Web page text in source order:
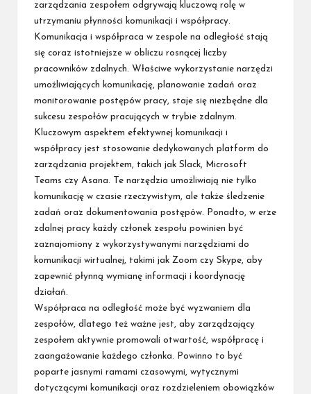
zarządzania zespołem odgrywają kluczową rolę w
utrzymaniu płynności komunikacji i współpracy.
Komunikacja i współpraca w zespole na odległość stają
się coraz istotniejsze w obliczu rosnącej liczby
pracowników zdalnych. Właściwe wykorzystanie narzędzi
umożliwiających komunikację, planowanie zadań oraz
monitorowanie postępów pracy, staje się niezbędne dla
sukcesu zespołów pracujących w trybie zdalnym.
Kluczowym aspektem efektywnej komunikacji i
współpracy jest stosowanie dedykowanych platform do
zarządzania projektem, takich jak Slack, Microsoft
Teams czy Asana. Te narzędzia umożliwiają nie tylko
komunikację w czasie rzeczywistym, ale także śledzenie
zadań oraz dokumentowania postępów. Ponadto, w erze
zdalnej pracy każdy członek zespołu powinien być
zaznajomiony z wykorzystywanymi narzędziami do
komunikacji wirtualnej, takimi jak Zoom czy Skype, aby
zapewnić płynną wymianę informacji i koordynację
działań.
Współpraca na odległość może być wyzwaniem dla
zespołów, dlatego też ważne jest, aby zarządzający
zespołem aktywnie promowali otwartość, współpracę i
zaangażowanie każdego członka. Powinno to być
poparte jasnymi ramami czasowymi, wytycznymi
dotyczącymi komunikacji oraz rozdzieleniem obowiązków